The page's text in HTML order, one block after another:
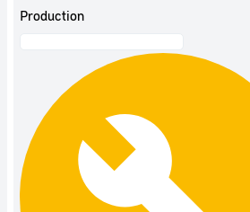
Production